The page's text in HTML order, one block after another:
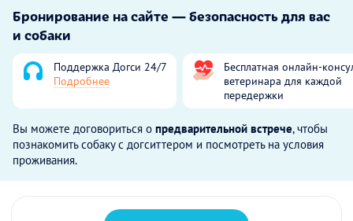
Бронирование на сайте — безопасность для вас
и собаки
Поддержка Догси 24/7
Подробнее
Бесплатная онлайн-
ветеринара для каждой
передержки
Вы можете договориться о предварительной встрече, чтобы
познакомить собаку с догситтером и посмотреть на условия
проживания.